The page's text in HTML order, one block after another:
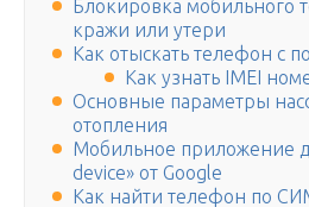
Блокировка мобильного
кражи или утери
Как отыскать телефон с
Как узнать IMEI
Основные параметры
отопления
Мобильное приложение
device» от Google
Как найти телефон по